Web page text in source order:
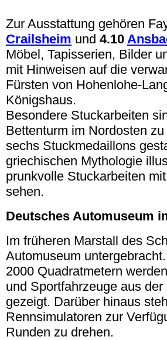
Zur Ausstattung gehören
Crailsheim und 4.10
Möbel, Tapisserien, Bilder
mit Hinweisen auf die
Fürsten von Hohenlohe-
Königshaus.
Besondere Stuckarbeiten
Bettenturm im Nordosten
sechs Stuckmedaillons
griechischen Mythologie
prunkvolle Stuckarbeiten
sehen.
Deutsches Automuseum
Im früheren Marstall des
Automuseum
2000 Quadratmetern
und Sportfahrzeuge aus
gezeigt. Darüber hinaus
Rennsimulatoren zur
Runden zu drehen.